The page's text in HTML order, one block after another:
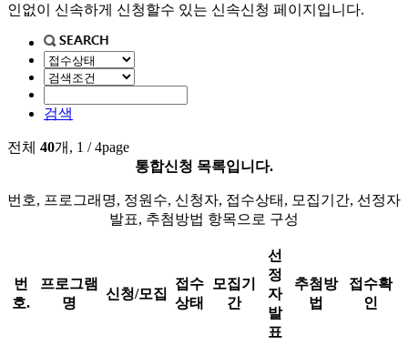
인없이 신속하게 신청할수 있는 신속신청 페이지입니다.
검색
전체 40개, 1 / 4page
통합신청 목록입니다.
번호, 프로그래명, 정원수, 신청자, 접수상태, 모집기간, 선정자
발표, 추첨방법 항목으로 구성
번
호.
프로그램
명
신청/모집
접수
상태
모집기
간
선
정
자
발
표
추첨방
법
접수확
인